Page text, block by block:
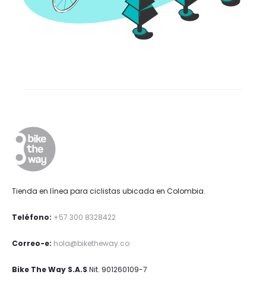
Tienda en línea para ciclistas ubicada en Colombia.
Teléfono: +57 300 8328422
Correo-e: hola@biketheway.co
Bike The Way S.A.S Nit. 901260109-7